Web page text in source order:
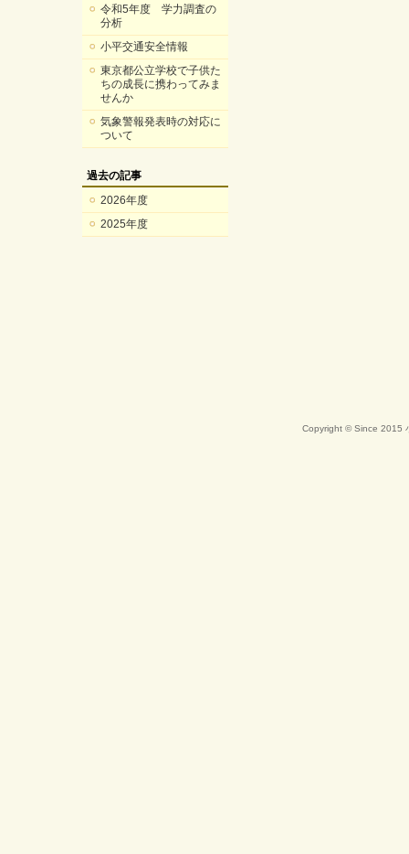
令和5年度 学力調査の
分析
小平交通安全情報
東京都公立学校で子供た
ちの成長に携わってみま
せんか
気象警報発表時の対応に
ついて
過去の記事
2026年度
2025年度
Copyright © Since 2015